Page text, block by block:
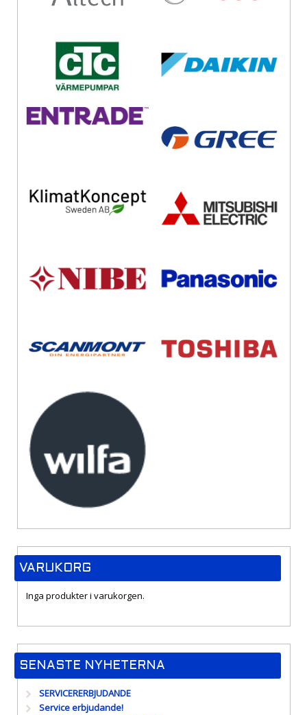
VARUKORG
Inga produkter i varukorgen.
SENASTE NYHETERNA
SERVICERERBJUDANDE
Service erbjudande!